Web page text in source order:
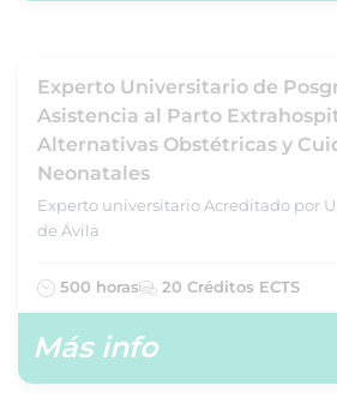
Experto Universitario de
Asistencia al Parto
Alternativas Obstétricas y
Neonatales
Experto universitario Acreditado por
de Ávila
500 horas 20 Créditos ECTS
Más info